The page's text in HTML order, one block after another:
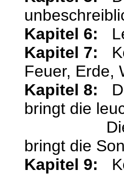
Kapitel 6:
Kapitel 7:
Feuer, Erde,
Kapitel 8:
bringt die
Die
bringt die
Kapitel 9: